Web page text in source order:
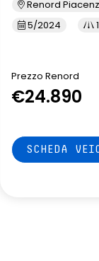
Renord
5/2024
Prezzo Renord
€24.890
SCHEDA